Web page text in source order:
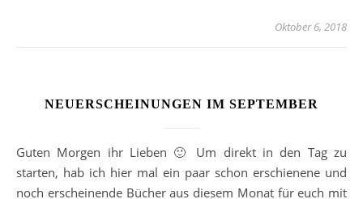
Oktober 6, 2018
NEUERSCHEINUNGEN IM SEPTEMBER
Guten Morgen ihr Lieben 🙂 Um direkt in den Tag zu
starten, hab ich hier mal ein paar schon erschienene und
noch erscheinende Bücher aus diesem Monat für euch mit